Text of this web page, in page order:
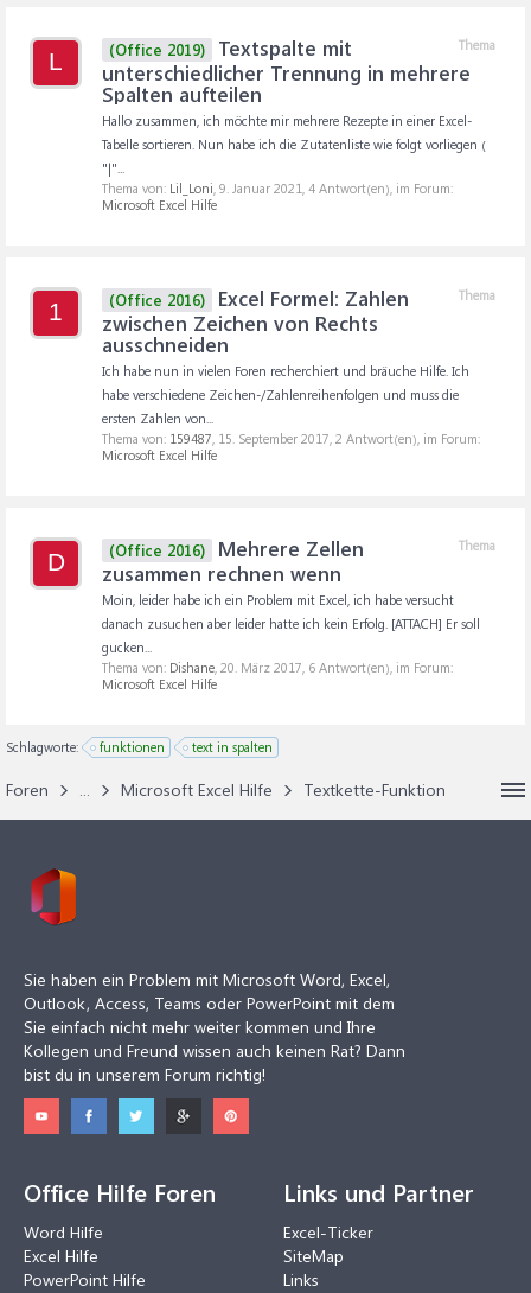
L
Thema
(Office 2019)
Textspalte mit
unterschiedlicher Trennung in mehrere
Spalten aufteilen
Hallo zusammen, ich möchte mir mehrere Rezepte in einer Excel-
Tabelle sortieren. Nun habe ich die Zutatenliste wie folgt vorliegen (
"|"...
Thema von: Lil_Loni, 9. Januar 2021, 4 Antwort(en), im Forum:
Microsoft Excel Hilfe
1
Thema
(Office 2016)
Excel Formel: Zahlen
zwischen Zeichen von Rechts
ausschneiden
Ich habe nun in vielen Foren recherchiert und bräuche Hilfe. Ich
habe verschiedene Zeichen-/Zahlenreihenfolgen und muss die
ersten Zahlen von...
Thema von: 159487, 15. September 2017, 2 Antwort(en), im Forum:
Microsoft Excel Hilfe
D
Thema
(Office 2016)
Mehrere Zellen
zusammen rechnen wenn
Moin, leider habe ich ein Problem mit Excel, ich habe versucht
danach zusuchen aber leider hatte ich kein Erfolg. [ATTACH] Er soll
gucken...
Thema von: Dishane, 20. März 2017, 6 Antwort(en), im Forum:
Microsoft Excel Hilfe
Schlagworte: funktionen text in spalten
Foren ... Microsoft Excel Hilfe Textkette-Funktion
Sie haben ein Problem mit Microsoft Word, Excel,
Outlook, Access, Teams oder PowerPoint mit dem
Sie einfach nicht mehr weiter kommen und Ihre
Kollegen und Freund wissen auch keinen Rat? Dann
bist du in unserem Forum richtig!
Office Hilfe Foren
Word Hilfe
Excel Hilfe
PowerPoint Hilfe
Links und Partner
Excel-Ticker
SiteMap
Links